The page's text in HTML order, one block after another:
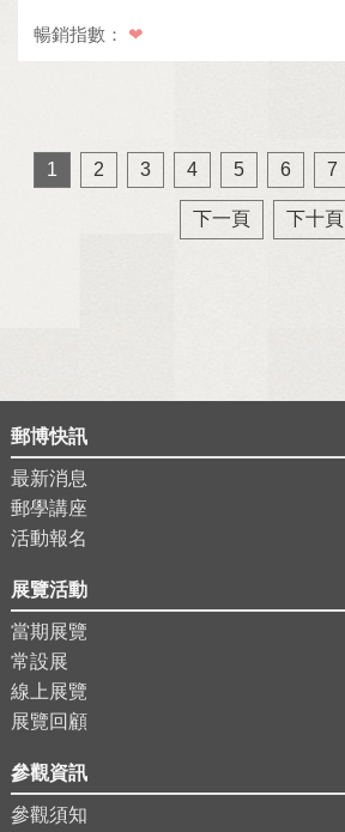
暢銷指數： ❤
1 2 3 4 5 6 7
下一頁 下十頁
郵博快訊
最新消息
郵學講座
活動報名
展覽活動
當期展覽
常設展
線上展覽
展覽回顧
參觀資訊
參觀須知